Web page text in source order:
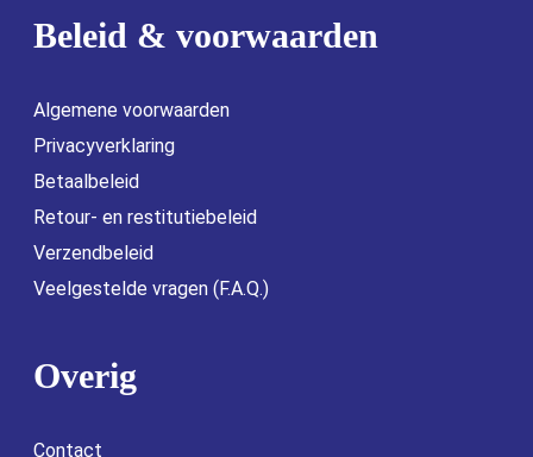
Beleid & voorwaarden
Algemene voorwaarden
Privacyverklaring
Betaalbeleid
Retour- en restitutiebeleid
Verzendbeleid
Veelgestelde vragen (F.A.Q.)
Overig
Contact